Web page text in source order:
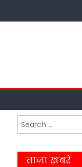
Search
for:
ताजा खबरे